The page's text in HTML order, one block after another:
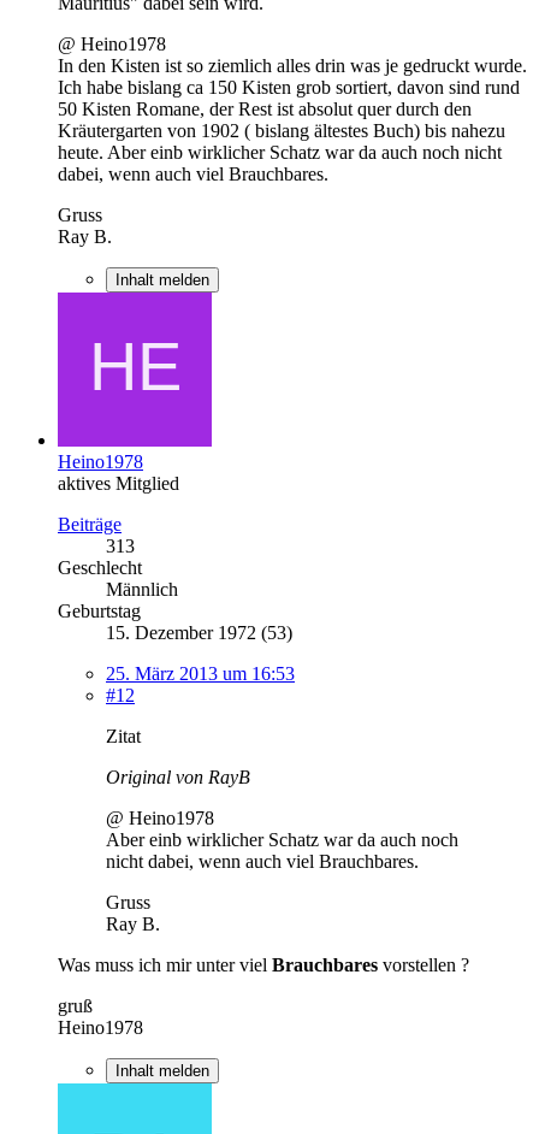
@ Heino1978
In den Kisten ist so ziemlich alles drin was je gedruckt wurde.
Ich habe bislang ca 150 Kisten grob sortiert, davon sind rund
50 Kisten Romane, der Rest ist absolut quer durch den
Kräutergarten von 1902 ( bislang ältestes Buch) bis nahezu
heute. Aber einb wirklicher Schatz war da auch noch nicht
dabei, wenn auch viel Brauchbares.
Gruss
Ray B.
Inhalt melden
Heino1978
aktives Mitglied
Beiträge
313
Geschlecht
Männlich
Geburtstag
15. Dezember 1972 (53)
25. März 2013 um 16:53
#12
Zitat
Original von RayB
@ Heino1978
Aber einb wirklicher Schatz war da auch noch
nicht dabei, wenn auch viel Brauchbares.
Gruss
Ray B.
Was muss ich mir unter viel Brauchbares vorstellen ?
gruß
Heino1978
Inhalt melden